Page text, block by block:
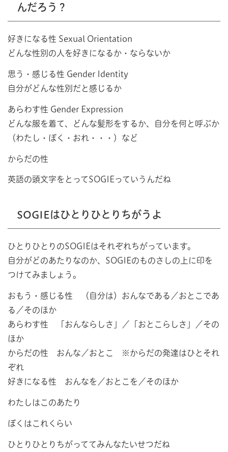
んだろう？
好きになる性 Sexual Orientation
どんな性別の人を好きになるか・ならないか
思う・感じる性 Gender Identity
自分がどんな性別だと感じるか
あらわす性 Gender Expression
どんな服を着て、どんな髪形をするか、自分を何と呼ぶか
（わたし・ぼく・おれ・・・）など
からだの性
英語の頭文字をとってSOGIEっていうんだね
SOGIEはひとりひとりちがうよ
ひとりひとりのSOGIEはそれぞれちがっています。
自分がどのあたりなのか、SOGIEのものさしの上に印を
つけてみましょう。
おもう・感じる性 （自分は）おんなである／おとこであ
る／そのほか
あらわす性 「おんならしさ」／「おとこらしさ」／その
ほか
からだの性 おんな／おとこ ※からだの発達はひとそれ
ぞれ
好きになる性 おんなを／おとこを／そのほか
わたしはこのあたり
ぼくはこれくらい
ひとりひとりちがっててみんなたいせつだね